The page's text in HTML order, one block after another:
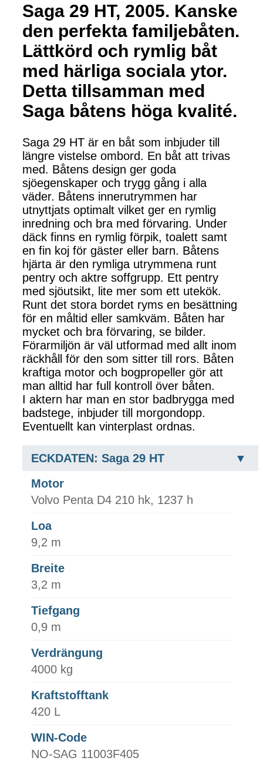
Saga 29 HT, 2005. Kanske
den perfekta familjebåten.
Lättkörd och rymlig båt
med härliga sociala ytor.
Detta tillsamman med
Saga båtens höga kvalité.
Saga 29 HT är en båt som inbjuder till
längre vistelse ombord. En båt att trivas
med. Båtens design ger goda
sjöegenskaper och trygg gång i alla
väder. Båtens innerutrymmen har
utnyttjats optimalt vilket ger en rymlig
inredning och bra med förvaring. Under
däck finns en rymlig förpik, toalett samt
en fin koj för gäster eller barn. Båtens
hjärta är den rymliga utrymmena runt
pentry och aktre soffgrupp. Ett pentry
med sjöutsikt, lite mer som ett utekök.
Runt det stora bordet ryms en besättning
för en måltid eller samkväm. Båten har
mycket och bra förvaring, se bilder.
Förarmiljön är väl utformad med allt inom
räckhåll för den som sitter till rors. Båten
kraftiga motor och bogpropeller gör att
man alltid har full kontroll över båten.
I aktern har man en stor badbrygga med
badstege, inbjuder till morgondopp.
Eventuellt kan vinterplast ordnas.
ECKDATEN: Saga 29 HT
Motor
Volvo Penta D4 210 hk, 1237 h
Loa
9,2 m
Breite
3,2 m
Tiefgang
0,9 m
Verdrängung
4000 kg
Kraftstofftank
420 L
WIN-Code
NO-SAG 11003F405